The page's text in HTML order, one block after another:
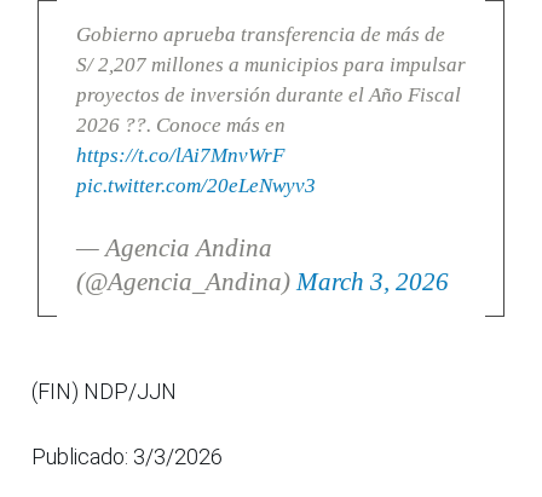
Gobierno aprueba transferencia de más de
S/ 2,207 millones a municipios para impulsar
proyectos de inversión durante el Año Fiscal
2026 ??. Conoce más en
https://t.co/lAi7MnvWrF
pic.twitter.com/20eLeNwyv3
— Agencia Andina
(@Agencia_Andina) March 3, 2026
(FIN) NDP/JJN
Publicado: 3/3/2026